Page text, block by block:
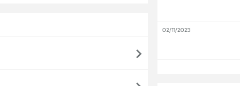
02/11/2023